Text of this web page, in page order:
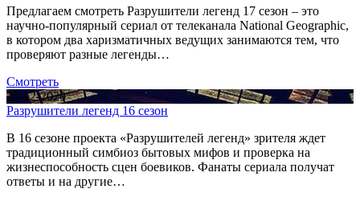
Предлагаем смотреть Разрушители легенд 17 сезон – это
научно-популярный сериал от телеканала National Geographic,
в котором два харизматичных ведущих занимаются тем, что
проверяют разные легенды…
Смотреть
28-12-2020
Разрушители легенд 16 сезон
В 16 сезоне проекта «Разрушителей легенд» зрителя ждет
традиционный симбиоз бытовых мифов и проверка на
жизнеспособность сцен боевиков. Фанаты сериала получат
ответы и на другие…